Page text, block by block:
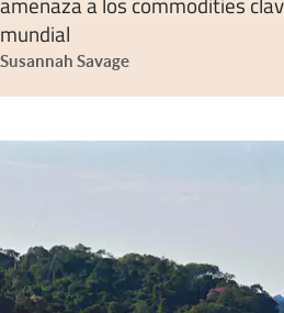
mundial
Susannah Savage